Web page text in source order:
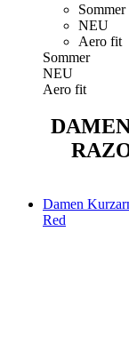
Sommer
NEU
Aero fit
Sommer
NEU
Aero fit
Damen
Red